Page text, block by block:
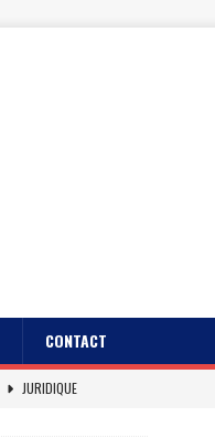
CONTACT
JURIDIQUE